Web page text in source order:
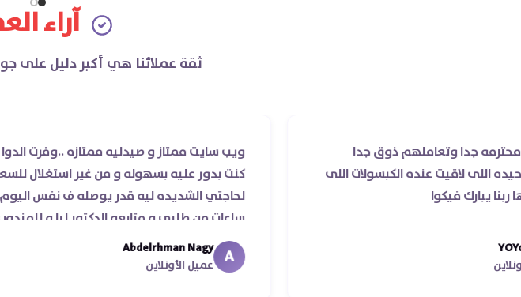
آراء
ثقة عملائنا هي أكبر دليل على
وتعاملهم ذوق جدا
عنده الكبسولات اللى
فيكوا
ويب سايت ممتاز و صيدليه ممتازه ..وفرت الدوا اللي
كنت بدور عليه بسهوله و من غير استغلال للسعر و
لحاجتي الشديده ليه قدر يوصله ف نفس اليوم بعد
ساعات من طلبي و متابعه الدكتور ليا و للمندوب لحد
ما استلمت بالرغم من انتهاء موعد عمله ..فضل يتابع
معايا لحد ما استلمت ..شكرا جزيلا ليكم
Abdelrhman Nagy
عميل الأونلاين